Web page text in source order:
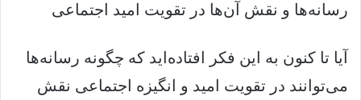
رسانه‌ها و نقش آن‌ها در تقویت امید اجتماعی
آیا تا کنون به این فکر افتاده‌اید که چگونه رسانه‌ها
می‌توانند در تقویت امید و انگیزه اجتماعی نقش